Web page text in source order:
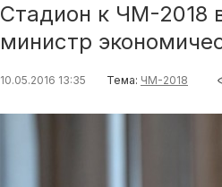
Стадион к ЧМ-2018
министр
10.05.2016 13:35 Тема: ЧМ-2018